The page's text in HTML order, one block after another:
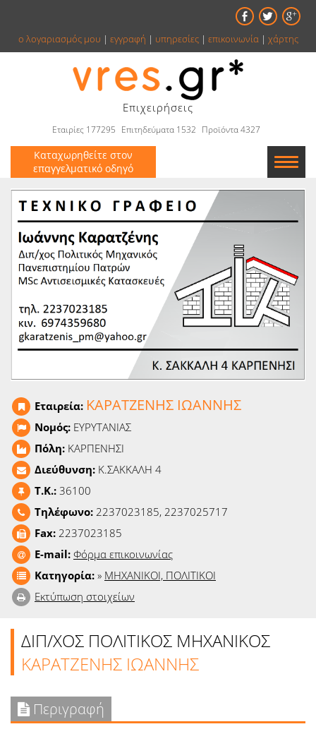
ο λογαριασμός μου | εγγραφή | υπηρεσίες| επικοινωνία| χάρτης
Επιχειρήσεις
Εταιρίες 177295 Επιτηδεύματα 1532 Προϊόντα 4327
Καταχωρηθείτε στον
επαγγελματικό οδηγό
Εταιρείες
Κατάλογος
Αγγελίες
Ειδήσεις
Ραδιόφωνο
Ταινίες
Εταιρεία: ΚΑΡΑΤΖΕΝΗΣ ΙΩΑΝΝΗΣ
Νομός: ΕΥΡΥΤΑΝΙΑΣ
Πόλη: ΚΑΡΠΕΝΗΣΙ
Διεύθυνση: Κ.ΣΑΚΚΑΛΗ 4
T.K.: 36100
Τηλέφωνο: 2237023185, 2237025717
Fax: 2237023185
E-mail: Φόρμα επικοινωνίας
Κατηγορία: » ΜΗΧΑΝΙΚΟΙ, ΠΟΛΙΤΙΚΟΙ
Εκτύπωση στοιχείων
ΔΙΠ/ΧΟΣ ΠΟΛΙΤΙΚΟΣ ΜΗΧΑΝΙΚΟΣ
ΚΑΡΑΤΖΕΝΗΣ ΙΩΑΝΝΗΣ
Περιγραφή